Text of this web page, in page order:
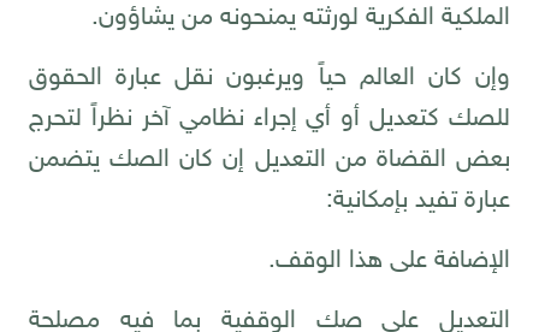
الملكية الفكرية لورثته يمنحونه من يشاؤون.
وإن كان العالم حياً ويرغبون نقل عبارة الحقوق
للصك كتعديل أو أي إجراء نظامي آخر نظراً لتحرج
بعض القضاة من التعديل إن كان الصك يتضمن
عبارة تفيد بإمكانية:
الإضافة على هذا الوقف.
التعديل على صك الوقفية بما فيه مصلحة